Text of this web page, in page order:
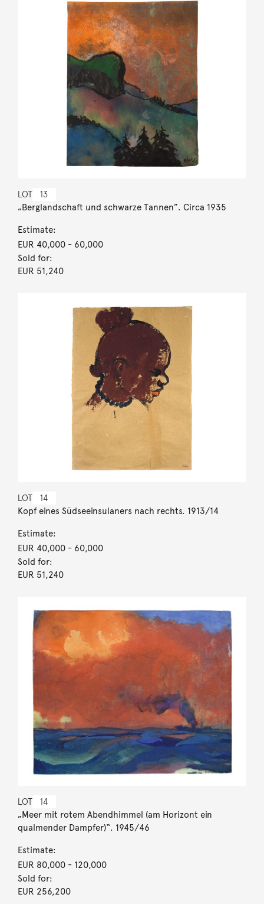
LOT 13
„Berglandschaft und schwarze Tannen”. Circa 1935
Estimate:
EUR 40,000- 60,000
Sold for:
EUR 51,240
LOT 14
Kopf eines Südseeinsulaners nach rechts. 1913/14
Estimate:
EUR 40,000- 60,000
Sold for:
EUR 51,240
LOT 14
„Meer mit rotem Abendhimmel (am Horizont ein
qualmender Dampfer)“. 1945/46
Estimate:
EUR 80,000- 120,000
Sold for:
EUR 256,200